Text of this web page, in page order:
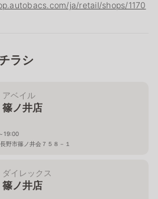
ja/retail/shops/1170
ラシ
アベイル
篠ノ井店
19:00
野市篠ノ井会７５８－１
ダイレックス
篠ノ井店